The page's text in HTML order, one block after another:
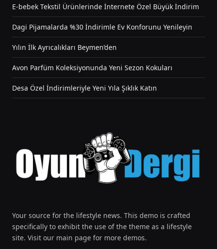
E-bebek Tekstil Ürünlerinde İnternete Özel Büyük İndirim
Dagi Pijamalarda %30 İndirimle Ev Konforunu Yenileyin
Yılın İlk Ayrıcalıkları Beymen’den
Avon Parfüm Koleksiyonunda Yeni Sezon Kokuları
Desa Özel İndirimleriyle Yeni Yıla Şıklık Katın
Your source for the lifestyle news. This demo is crafted
specifically to exhibit the use of the theme as a lifestyle
site. Visit our main page for more demos.